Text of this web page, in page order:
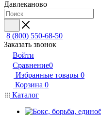
Давлеканово
8 (800) 550-68-50
Заказать звонок
Войти
Сравнение0
Избранные товары 0
Корзина 0
Каталог